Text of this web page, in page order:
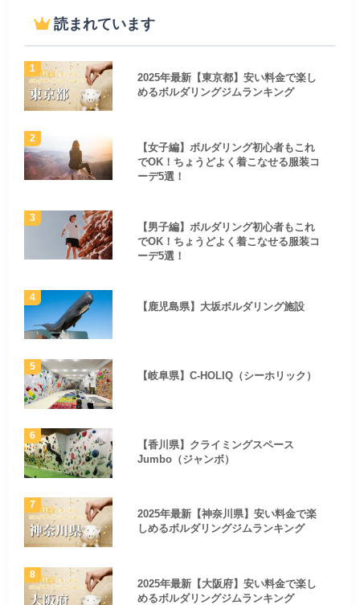
読まれています
2025年最新【東京都】安い料金で楽し
めるボルダリングジムランキング
【女子編】ボルダリング初心者もこれ
でOK！ちょうどよく着こなせる服装コ
ーデ5選！
【男子編】ボルダリング初心者もこれ
でOK！ちょうどよく着こなせる服装コ
ーデ5選！
【鹿児島県】大坂ボルダリング施設
【岐阜県】C-HOLIQ（シーホリック）
【香川県】クライミングスペース
Jumbo（ジャンボ）
2025年最新【神奈川県】安い料金で楽
しめるボルダリングジムランキング
2025年最新【大阪府】安い料金で楽し
めるボルダリングジムランキング